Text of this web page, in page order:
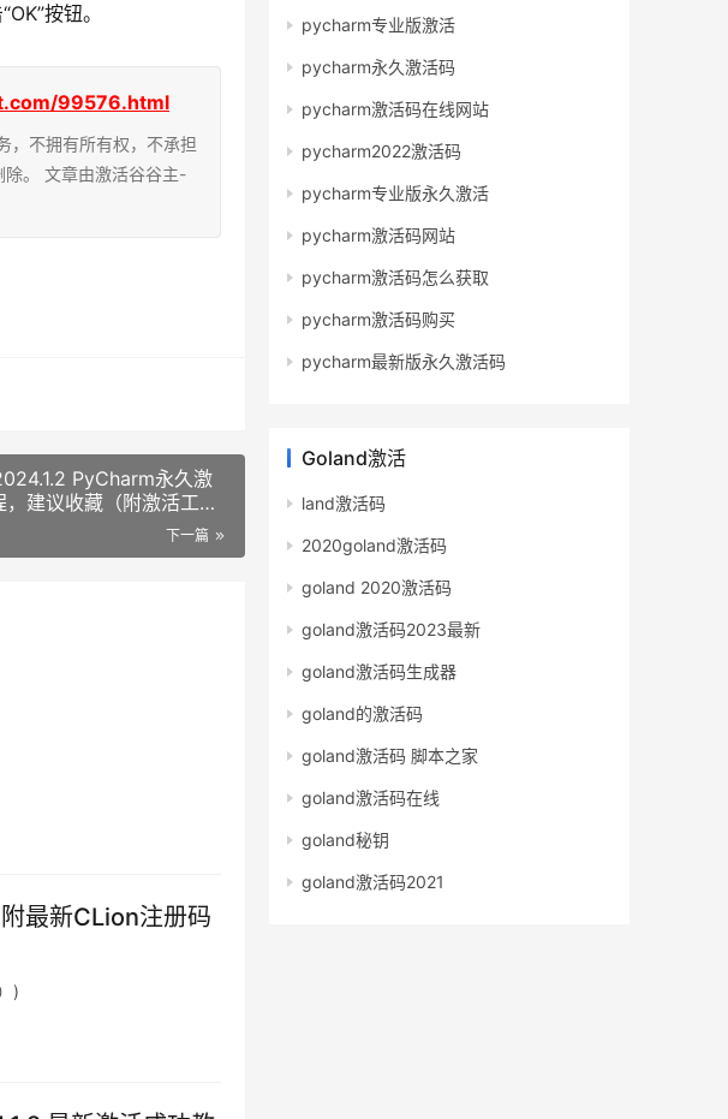
按钮。
99576.html
，不拥有所有权，不承担
。 文章由激活谷谷主-
PyCharm永久激
建议收藏（附激活工具
下一篇
最新CLion注册码
)
pycharm专业版激活
pycharm永久激活码
pycharm激活码在线网站
pycharm2022激活码
pycharm专业版永久激活
pycharm激活码网站
pycharm激活码怎么获取
pycharm激活码购买
pycharm最新版永久激活码
Goland激活
land激活码
2020goland激活码
goland 2020激活码
goland激活码2023最新
goland激活码生成器
goland的激活码
goland激活码 脚本之家
goland激活码在线
goland秘钥
goland激活码2021